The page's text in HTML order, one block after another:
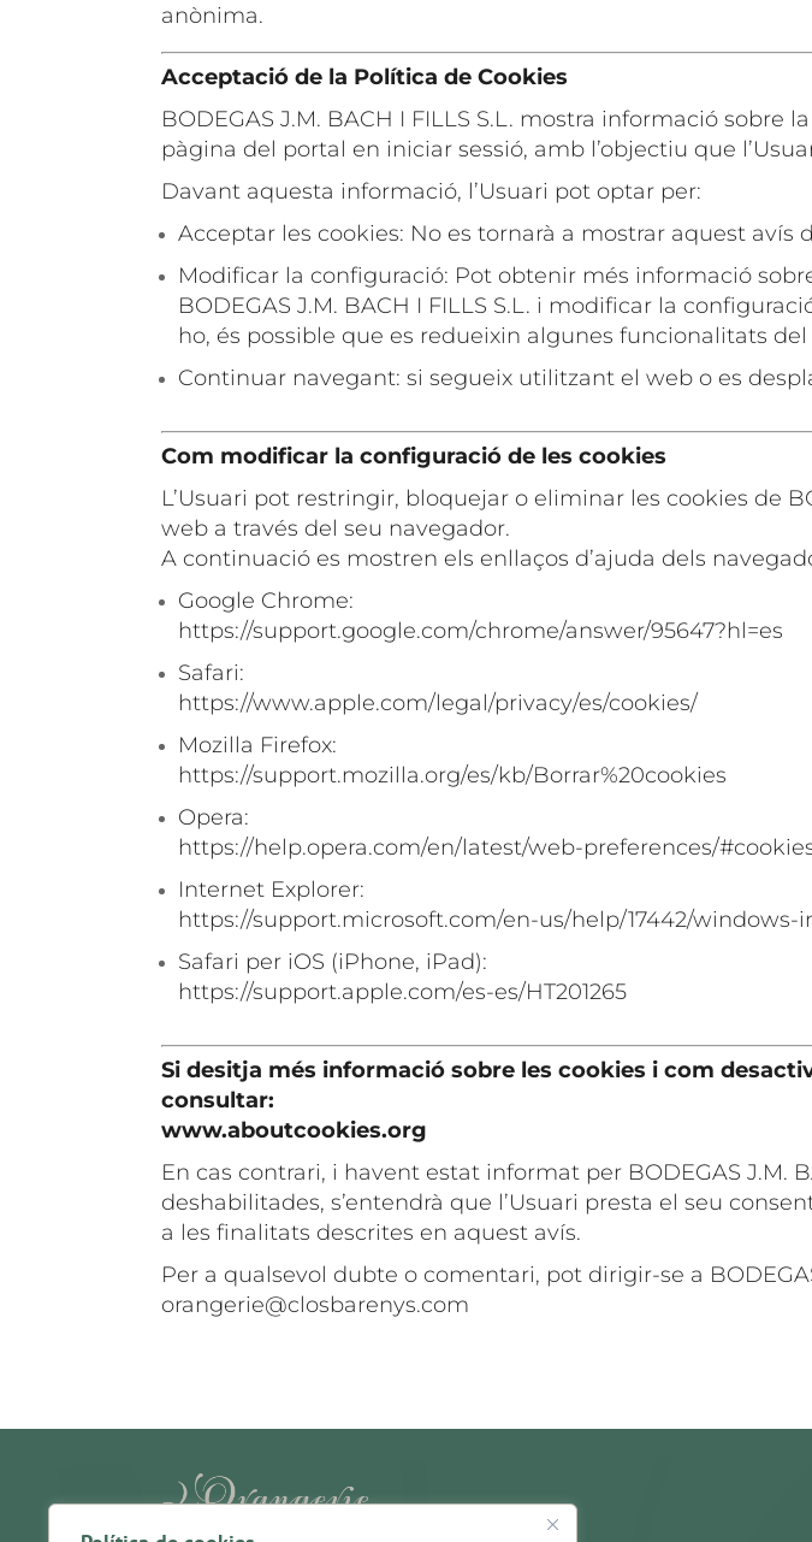
anònima.
Acceptació de la Política de Cookies
BODEGAS J.M. BACH I FILLS S.L. mostra informació
pàgina del portal en iniciar sessió, amb l’objectiu que
Davant aquesta informació, l’Usuari pot optar per:
Acceptar les cookies: No es tornarà a mostrar aquest avís
Modificar la configuració: Pot obtenir més informació
BODEGAS J.M. BACH I FILLS S.L. i modificar la
ho, és possible que es redueixin algunes funcionalitats del
Continuar navegant: si segueix utilitzant el web o es
Com modificar la configuració de les cookies
L’Usuari pot restringir, bloquejar o eliminar les cookies de
web a través del seu navegador.
A continuació es mostren els enllaços d’ajuda dels
Google Chrome:
https://support.google.com/chrome/answer/95647?hl=es
Safari:
https://www.apple.com/legal/privacy/es/cookies/
Mozilla Firefox:
https://support.mozilla.org/es/kb/Borrar%20cookies
Opera:
https://help.opera.com/en/latest/web-preferences/
Internet Explorer:
https://support.microsoft.com/en-us/help/17442/
Safari per iOS (iPhone, iPad):
https://support.apple.com/es-es/HT201265
Si desitja més informació sobre les cookies i com
consultar:
www.aboutcookies.org
En cas contrari, i havent estat informat per BODEGAS J.M.
deshabilitades, s’entendrà que l’Usuari presta el seu
a les finalitats descrites en aquest avís.
Per a qualsevol dubte o comentari, pot dirigir-se a
orangerie@closbarenys.com